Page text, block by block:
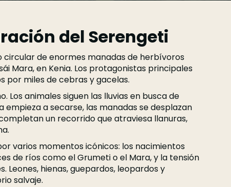
del Serengeti
circular de enormes manadas de herbívoros
Mara, en Kenia. Los protagonistas principales
por miles de cebras y gacelas.
animales siguen las lluvias en busca de
empieza a secarse, las manadas se desplazan
un recorrido que atraviesa llanuras,
varios momentos icónicos: los nacimientos
de ríos como el Grumeti o el Mara, y la tensión
hienas, guepardos, leopardos y
salvaje.